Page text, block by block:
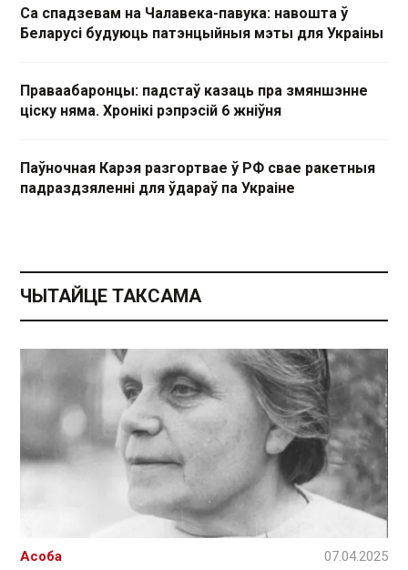
Са спадзевам на Чалавека-павука: навошта ў
Беларусі будуюць патэнцыйныя мэты для Украіны
Праваабаронцы: падстаў казаць пра змяншэнне
ціску няма. Хронікі рэпрэсій 6 жніўня
Паўночная Карэя разгортвае ў РФ свае ракетныя
падраздзяленні для ўдараў па Украіне
ЧЫТАЙЦЕ ТАКСАМА
Асоба 07.04.2025